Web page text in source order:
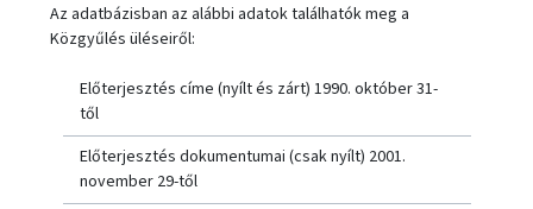
Az adatbázisban az alábbi adatok találhatók meg a
Közgyűlés üléseiről:
Előterjesztés címe (nyílt és zárt) 1990. október 31-
től
Előterjesztés dokumentumai (csak nyílt) 2001.
november 29-től